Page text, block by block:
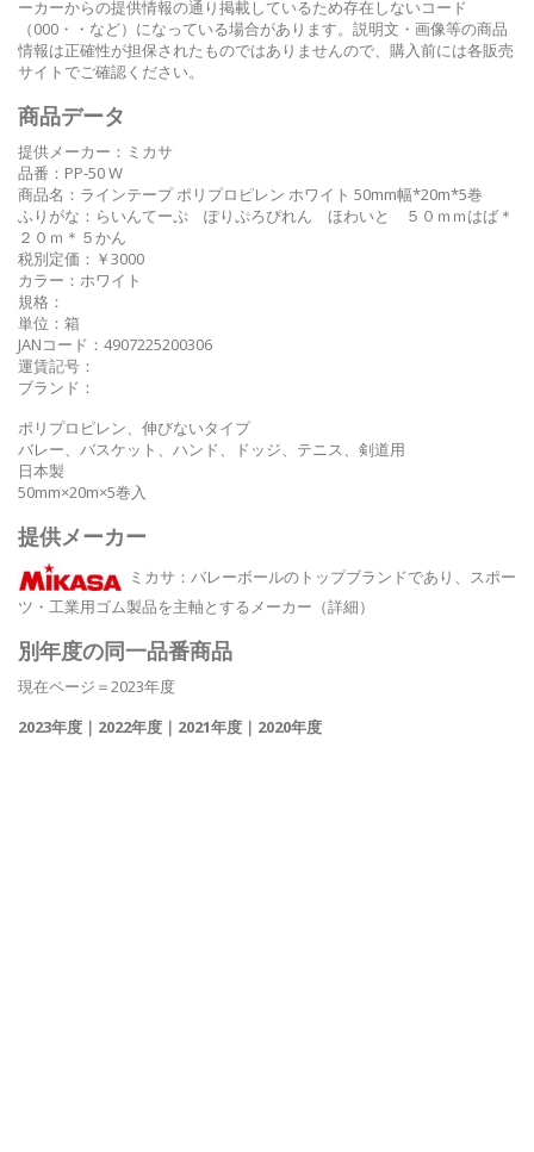
ーカーからの提供情報の通り掲載しているため存在しないコード
（000・・など）になっている場合があります。説明文・画像等の商品
情報は正確性が担保されたものではありませんので、購入前には各販売
サイトでご確認ください。
商品データ
提供メーカー：ミカサ
品番：PP-50 W
商品名：ラインテープ ポリプロピレン ホワイト 50mm幅*20m*5巻
ふりがな：らいんてーぷ ぽりぷろぴれん ほわいと ５０ｍｍはば＊
２０ｍ＊５かん
税別定価：￥3000
カラー：ホワイト
規格：
単位：箱
JANコード：4907225200306
運賃記号：
ブランド：
ポリプロピレン、伸びないタイプ
バレー、バスケット、ハンド、ドッジ、テニス、剣道用
日本製
50mm×20m×5巻入
提供メーカー
ミカサ ：バレーボールのトップブランドであり、スポー
ツ・工業用ゴム製品を主軸とするメーカー （詳細）
別年度の同一品番商品
現在ページ＝2023年度
2023年度 ｜ 2022年度 ｜ 2021年度 ｜ 2020年度